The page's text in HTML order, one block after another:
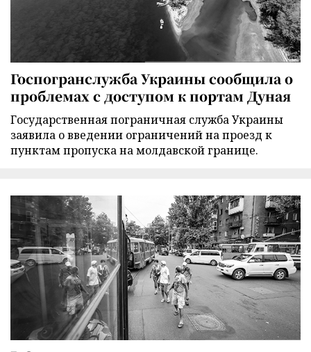
Госпогранслужба Украины сообщила о
проблемах с доступом к портам Дуная
Государственная пограничная служба Украины
заявила о введении ограничений на проезд к
пунктам пропуска на молдавской границе.